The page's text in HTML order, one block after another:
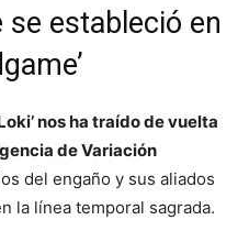
estableció en
nos ha traído de vuelta
de Variación
del engaño y sus aliados
la línea temporal sagrada.